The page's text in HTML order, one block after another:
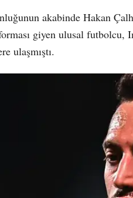
akabinde Hakan
giyen ulusal futbolcu,
ulaşmıştı.